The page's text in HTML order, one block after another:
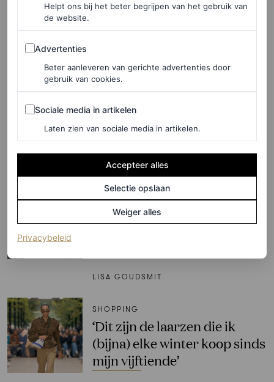
MARJOLEIN VAN DEN BRAND
FASHION
Welke laarzen passen onder
een lange rok? 10
outfitcombinaties om nu te
dragen
FEMKE HABRAKEN
Hoge laarzen met deze
decoraties zijn de logische
LISA GOUDSMIT
SHOPPING
‘Dit zijn de laarzen die ik
(bijna) elke winter koop sinds
mijn vijftiende’
Helpt ons bij het beter begrijpen van het gebruik van
de website.
Advertenties
Advertenties
Beter aanleveren van gerichte advertenties door
gebruik van cookies.
Sociale media in artikelen
Sociale media in artikelen
Laten zien van sociale media in artikelen.
Accepteer alles
Selectie opslaan
Weiger alles
Privacybeleid